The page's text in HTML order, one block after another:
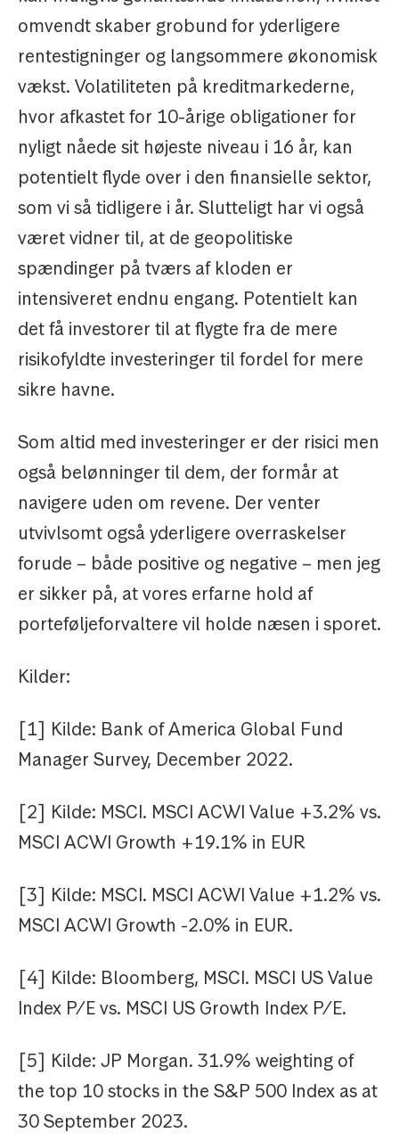
omvendt skaber grobund for yderligere
rentestigninger og langsommere økonomisk
vækst. Volatiliteten på kreditmarkederne,
hvor afkastet for 10-årige obligationer for
nyligt nåede sit højeste niveau i 16 år, kan
potentielt flyde over i den finansielle sektor,
som vi så tidligere i år. Slutteligt har vi også
været vidner til, at de geopolitiske
spændinger på tværs af kloden er
intensiveret endnu engang. Potentielt kan
det få investorer til at flygte fra de mere
risikofyldte investeringer til fordel for mere
sikre havne.
Som altid med investeringer er der risici men
også belønninger til dem, der formår at
navigere uden om revene. Der venter
utvivlsomt også yderligere overraskelser
forude – både positive og negative – men jeg
er sikker på, at vores erfarne hold af
porteføljeforvaltere vil holde næsen i sporet.
Kilder:
[1] Kilde: Bank of America Global Fund
Manager Survey, December 2022.
[2] Kilde: MSCI. MSCI ACWI Value +3.2% vs.
MSCI ACWI Growth +19.1% in EUR
[3] Kilde: MSCI. MSCI ACWI Value +1.2% vs.
MSCI ACWI Growth -2.0% in EUR.
[4] Kilde: Bloomberg, MSCI. MSCI US Value
Index P/E vs. MSCI US Growth Index P/E.
[5] Kilde: JP Morgan. 31.9% weighting of
the top 10 stocks in the S&P 500 Index as at
30 September 2023.